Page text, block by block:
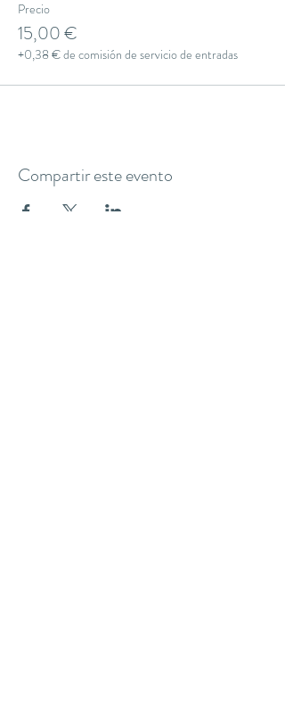
Precio
15,00 €
+0,38 € de comisión de servicio de entradas
Compartir este evento